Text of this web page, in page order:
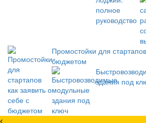
Промостойки для
бюджетом
здания под